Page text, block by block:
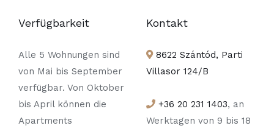
Verfügbarkeit
Alle 5 Wohnungen sind
von Mai bis September
verfügbar. Von Oktober
bis April können die
Apartments
Kontakt
8622 Szántód, Parti
Villasor 124/B
+36 20 231 1403, an
Werktagen von 9 bis 18